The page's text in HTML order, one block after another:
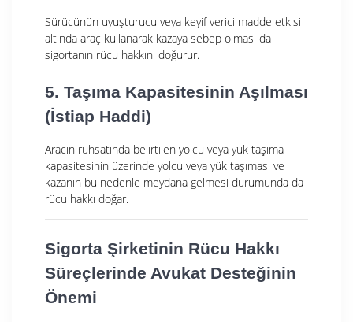
Sürücünün uyuşturucu veya keyif verici madde etkisi
altında araç kullanarak kazaya sebep olması da
sigortanın rücu hakkını doğurur.
5. Taşıma Kapasitesinin Aşılması
(İstiap Haddi)
Aracın ruhsatında belirtilen yolcu veya yük taşıma
kapasitesinin üzerinde yolcu veya yük taşıması ve
kazanın bu nedenle meydana gelmesi durumunda da
rücu hakkı doğar.
Sigorta Şirketinin Rücu Hakkı
Süreçlerinde Avukat Desteğinin
Önemi